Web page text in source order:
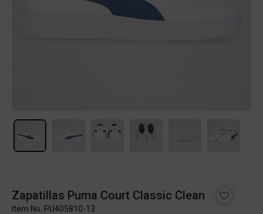
Zapatillas Puma Court Classic Clean
Item No. PU405810-13